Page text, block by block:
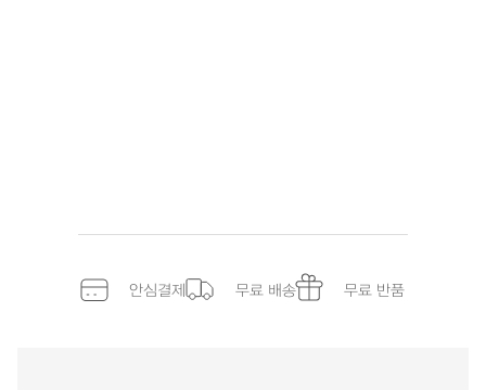
안심결제 무료 배송 무료 반품